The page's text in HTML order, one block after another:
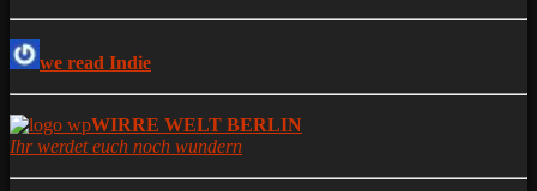
we read Indie
WIRRE WELT BERLIN
Ihr werdet euch noch wundern